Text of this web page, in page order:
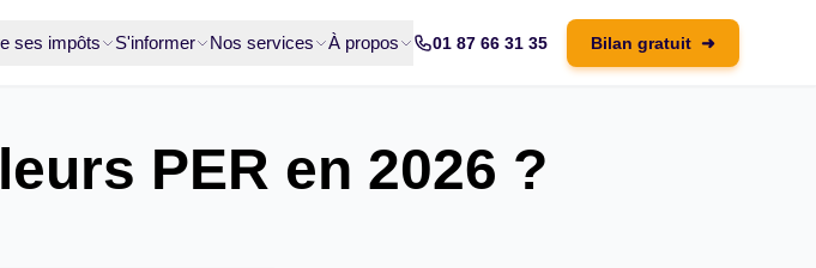
ses impôts S'informer Nos services À propos 01 87 66 31 35 Bilan gratuit ➜
PER en 2026 ?